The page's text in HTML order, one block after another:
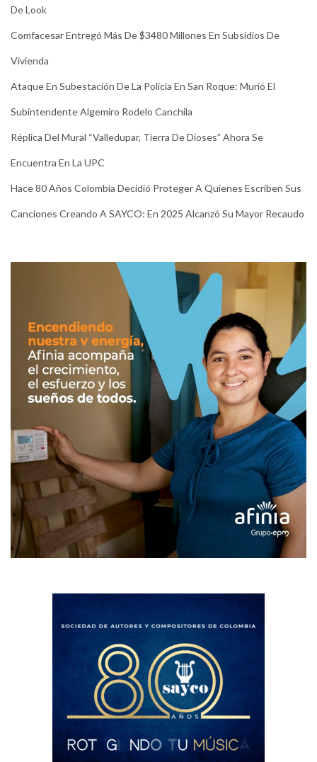
De Look
Comfacesar Entregó Más De $3480 Millones En Subsidios De
Vivienda
Ataque En Subestación De La Policía En San Roque: Murió El
Subintendente Algemiro Rodelo Canchila
Réplica Del Mural “Valledupar, Tierra De Dioses” Ahora Se
Encuentra En La UPC
Hace 80 Años Colombia Decidió Proteger A Quienes Escriben Sus
Canciones Creando A SAYCO: En 2025 Alcanzó Su Mayor Recaudo